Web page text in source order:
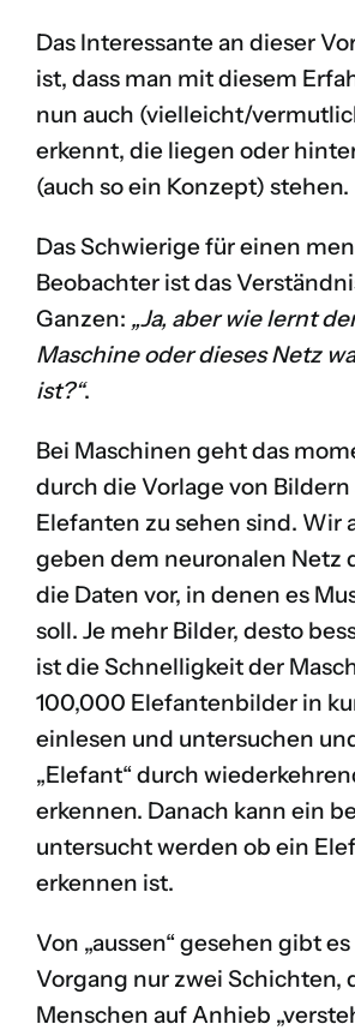
Das Interessante an dieser
ist, dass man mit diesem
nun auch (vielleicht/
erkennt, die liegen oder
(auch so ein Konzept) stehen.
Das Schwierige für einen
Beobachter ist das
Ganzen: „Ja, aber wie lernt
Maschine oder dieses Netz
ist?“.
Bei Maschinen geht das
durch die Vorlage von
Elefanten zu sehen sind. Wir
geben dem neuronalen Netz
die Daten vor, in denen es
soll. Je mehr Bilder, desto
ist die Schnelligkeit der
100,000 Elefantenbilder in
einlesen und untersuchen
„Elefant“ durch
erkennen. Danach kann ein
untersucht werden ob ein
erkennen ist.
Von „aussen“ gesehen gibt
Vorgang nur zwei Schichten,
Menschen auf Anhieb